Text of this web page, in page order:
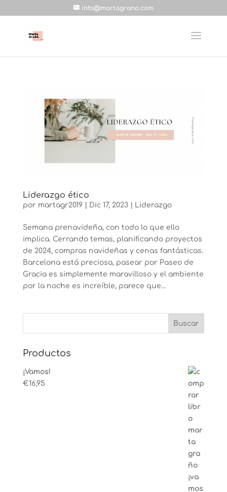
info@martagrano.com
Liderazgo ético
por martagr2019| Dic 17, 2023| Liderazgo
Semana prenavideña, con todo lo que ello
implica. Cerrando temas, planificando proyectos
de 2024, compras navideñas y cenas fantásticas.
Barcelona está preciosa, pasear por Paseo de
Gracia es simplemente maravilloso y el ambiente
por la noche es increíble, parece que...
Productos
¡Vamos!
€16,95